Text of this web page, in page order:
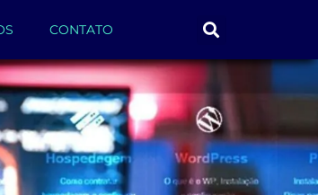
CONTATO